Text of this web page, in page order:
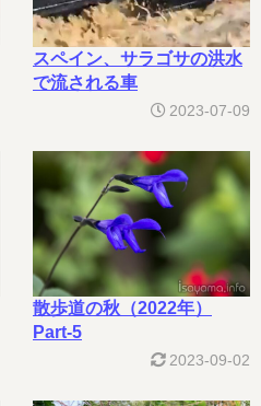
スペイン、サラゴサの洪水
で流される車
2023-07-09
散歩道の秋（2022年）
Part-5
2023-09-02